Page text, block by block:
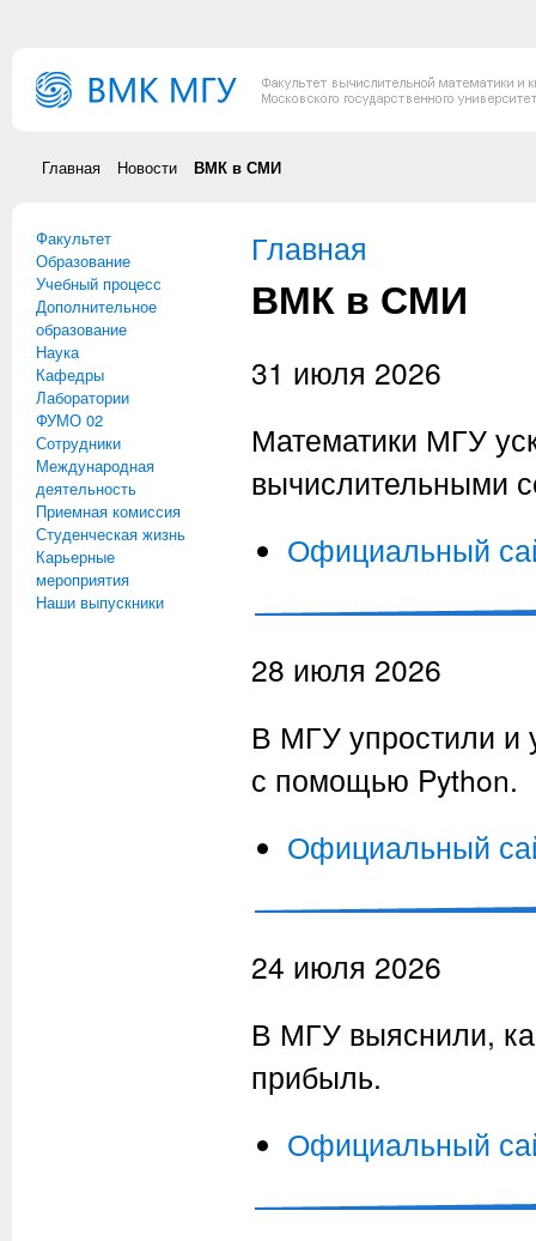
Главная Новости ВМК в СМИ
Факультет
Образование
Учебный процесс
Дополнительное
образование
Наука
Кафедры
Лаборатории
ФУМО 02
Сотрудники
Международная
деятельность
Приемная комиссия
Студенческая жизнь
Карьерные
мероприятия
Наши выпускники
Вы здесь
Главная
ВМК в СМИ
31 июля 2026
Математики МГУ
вычислительными
Официальный
28 июля 2026
В МГУ упростили и
с помощью Python.
Официальный
24 июля 2026
В МГУ выяснили,
прибыль.
Официальный